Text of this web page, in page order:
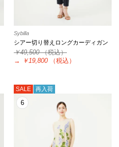
Sybilla
シアー切り替えロングカーディガン
￥49,500（税込）
→
￥19,800 （税込）
SALE 再入荷
6